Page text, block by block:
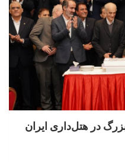
بزرگ در هتل‌داری ایران